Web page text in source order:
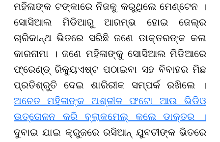
ମହିଳାଙ୍କ ଟଙ୍କାରେ ନିଜକୁ କରୁଥିଲେ ମେଣ୍ଟେନ ।
ସୋସିଆଲ ମିଡିଆରୁ ଆରମ୍ଭ ହୋଇ ଜେଲ୍ର
ଚାରିକାନ୍ଥ ଭିତରେ ସରିଛି ଜଣେ ଡାକ୍ତରଙ୍କ କଳା
କାରନାମା । ଜଣେ ମହିଳାଙ୍କୁ ସୋସିଆଲ ମିଡିଆରେ
ଫ୍ରେଣ୍ଡ୍ ରିକ୍ୟୁଏଷ୍ଟ ପଠାଇବା ସହ ବିବାହର ମିଛ
ପ୍ରତିଶ୍ରୁତି ଦେଇ ଶାରିରୀକ ସମ୍ପର୍କ ରଖିଲେ ।
ଅଚେତ ମହିଳାଙ୍କ ଅଶ୍ଳୀଳ ଫଟୋ ଆଉ ଭିଡିଓ
ଉତ୍ତୋଳନ କରି ବ୍ଲାକମେଲ୍ କଲେ ଡାକ୍ତର ।
ଦୁବାଇ ଯାଇ କ୍ରୁଜରେ ରସିଆନ୍ ଯୁବତୀଙ୍କ ଭିତରେ